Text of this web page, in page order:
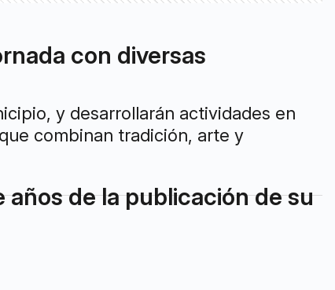
con diversas
y desarrollarán actividades en
combinan tradición, arte y
años de la publicación de su